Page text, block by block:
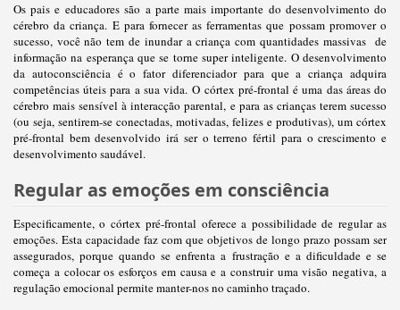
Os pais e educadores são a parte mais importante do desenvolvimento do
cérebro da criança. E para fornecer as ferramentas que possam promover o
sucesso, você não tem de inundar a criança com quantidades massivas de
informação na esperança que se torne super inteligente. O desenvolvimento
da autoconsciência é o fator diferenciador para que a criança adquira
competências úteis para a sua vida. O córtex pré-frontal é uma das áreas do
cérebro mais sensível à interacção parental, e para as crianças terem sucesso
(ou seja, sentirem-se conectadas, motivadas, felizes e produtivas), um córtex
pré-frontal bem desenvolvido irá ser o terreno fértil para o crescimento e
desenvolvimento saudável.
Regular as emoções em consciência
Especificamente, o córtex pré-frontal oferece a possibilidade de regular as
emoções. Esta capacidade faz com que objetivos de longo prazo possam ser
assegurados, porque quando se enfrenta a frustração e a dificuldade e se
começa a colocar os esforços em causa e a construir uma visão negativa, a
regulação emocional permite manter-nos no caminho traçado.